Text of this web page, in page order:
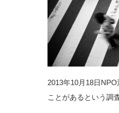
2013年10月18日
ことがあるという調